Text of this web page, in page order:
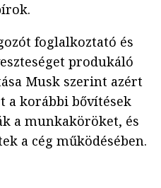
foglalkoztató és
produkáló
Musk szerint azért
a korábbi bővítések
a munkaköröket, és
a cég működésében.